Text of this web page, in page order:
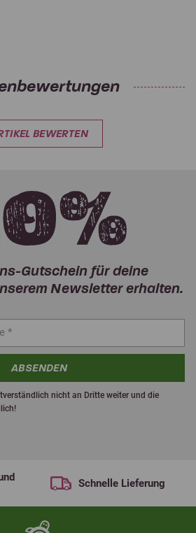
BEWERTEN
Gutschein für deine
Newsletter erhalten.
ABSENDEN
nicht an Dritte weiter und die
Schnelle Lieferung